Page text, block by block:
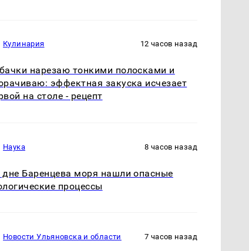
Кулинария 12 часов назад
нарезаю тонкими полосками и
эффектная закуска исчезает
на столе - рецепт
Наука 8 часов назад
дне Баренцева моря нашли опасные
процессы
Новости Ульяновска и области 7 часов назад